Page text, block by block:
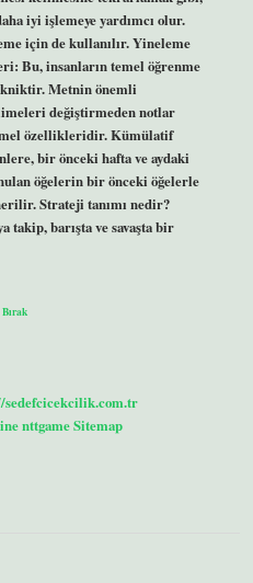
iyi işlemeye yardımcı olur.
için de kullanılır. Yineleme
Bu, insanların temel öğrenme
Metnin önemli
değiştirmeden notlar
özellikleridir. Kümülatif
bir önceki hafta ve aydaki
öğelerin bir önceki öğelerle
Strateji tanımı nedir?
takip, barışta ve savaşta bir
sedefcicekcilik.com.tr
nttgameSitemap